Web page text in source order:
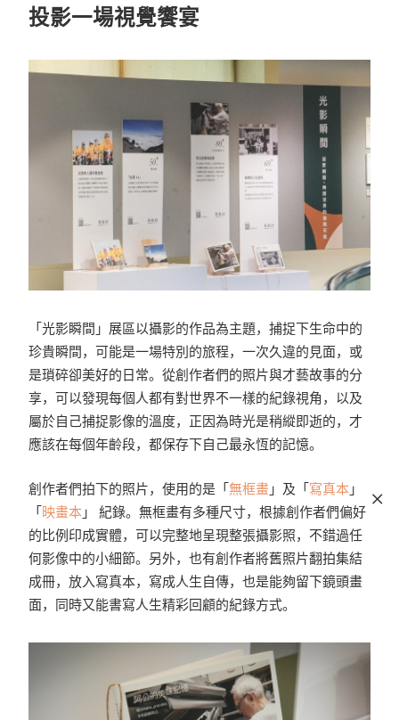
投影一場視覺饗宴
「光影瞬間」展區以攝影的作品為主題，捕捉下生命中的
珍貴瞬間，可能是一場特別的旅程，一次久違的見面，或
是瑣碎卻美好的日常。從創作者們的照片與才藝故事的分
享，可以發現每個人都有對世界不一樣的紀錄視角，以及
屬於自己捕捉影像的溫度，正因為時光是稍縱即逝的，才
應該在每個年齡段，都保存下自己最永恆的記憶。
創作者們拍下的照片，使用的是「 無框畫 」及「 寫真本 」
「 映畫本 」 紀錄。無框畫有多種尺寸，根據創作者們偏好
的比例印成實體，可以完整地呈現整張攝影照，不錯過任
何影像中的小細節。另外，也有創作者將舊照片翻拍集結
成冊，放入寫真本，寫成人生自傳，也是能夠留下鏡頭畫
面，同時又能書寫人生精彩回顧的紀錄方式。